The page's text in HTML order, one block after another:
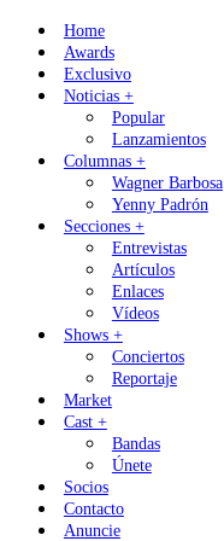
Skip
content
Home
Awards
Exclusivo
Noticias +
Popular
Lanzamientos
Columnas +
Wagner Barbosa
Yenny Padrón
Secciones +
Entrevistas
Artículos
Enlaces
Vídeos
Shows +
Conciertos
Reportaje
Market
Cast +
Bandas
Únete
Socios
Contacto
Anuncie